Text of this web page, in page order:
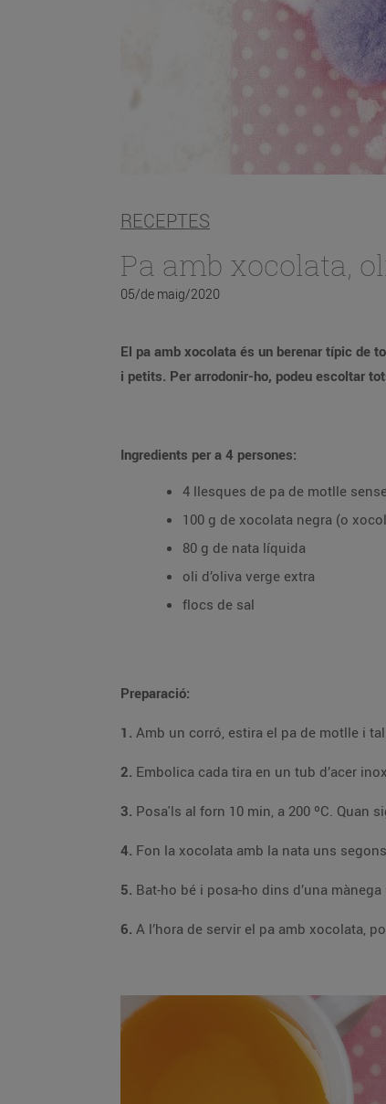
RECEPTES
Pa amb xocolata,
05/de maig/2020
El pa amb xocolata és un berenar típic de tota la vida. Amb aquesta recepta, el pots preparar amb un toc sofisticat
i petits. Per arrodonir-
Ingredients per a 4 persones:
4 llesques de pa de motlle
100 g de xocolata negra (o
80 g de nata líquida
oli d’oliva verge extra
flocs de sal
Preparació:
1.
2.
3.
4. Fon la xocolata amb la nata uns
5.
6.